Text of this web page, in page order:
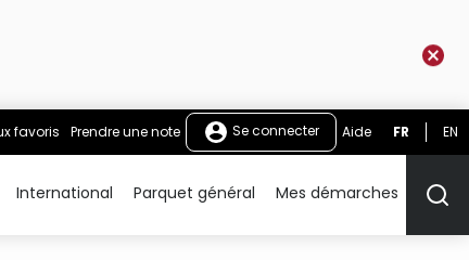
favoris Prendre une note Se connecter Aide FR EN
International Parquet général Mes démarches